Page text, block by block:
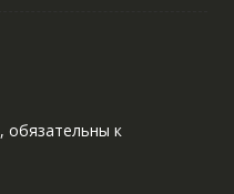
, обязательны к